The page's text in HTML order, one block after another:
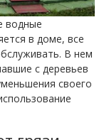
водные
в доме, все
В нем
с деревьев
своего